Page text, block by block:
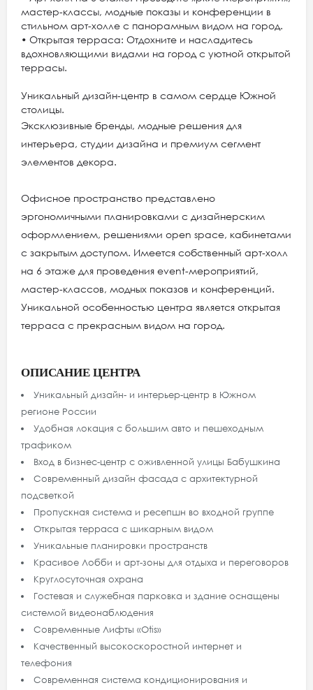
мастер-классы, модные показы и конференции в
стильном арт-холле с панорамным видом на город.
• Открытая терраса: Отдохните и насладитесь
вдохновляющими видами на город с уютной открытой
террасы.
Уникальный дизайн-центр в самом сердце Южной
столицы.
Эксклюзивные бренды, модные решения для
интерьера, студии дизайна и премиум сегмент
элементов декора.
Офисное пространство представлено
эргономичными планировками с дизайнерским
оформлением, решениями open space, кабинетами
с закрытым доступом. Имеется собственный арт-холл
на 6 этаже для проведения event-мероприятий,
мастер-классов, модных показов и конференций.
Уникальной особенностью центра является открытая
терраса с прекрасным видом на город.
ОПИСАНИЕ ЦЕНТРА
Уникальный дизайн- и интерьер-центр в Южном
регионе России
Удобная локация с большим авто и пешеходным
трафиком
Вход в бизнес-центр с оживленной улицы Бабушкина
Современный дизайн фасада с архитектурной
подсветкой
Пропускная система и ресепшн во входной группе
Открытая терраса с шикарным видом
Уникальные планировки пространств
Красивое Лобби и арт-зоны для отдыха и переговоров
Круглосуточная охрана
Гостевая и служебная парковка и здание оснащены
системой видеонаблюдения
Современные Лифты «Otis»
Качественный высокоскоростной интернет и
телефония
Современная система кондиционирования и